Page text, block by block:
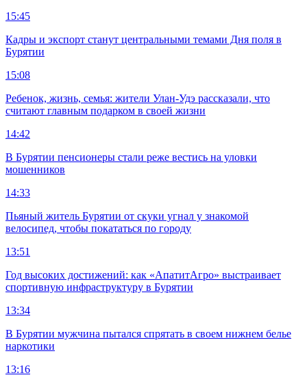
15:45
Кадры и экспорт станут центральными темами Дня поля в
Бурятии
15:08
Ребенок, жизнь, семья: жители Улан-Удэ рассказали, что
считают главным подарком в своей жизни
14:42
В Бурятии пенсионеры стали реже вестись на уловки
мошенников
14:33
Пьяный житель Бурятии от скуки угнал у знакомой
велосипед, чтобы покататься по городу
13:51
Год высоких достижений: как «АпатитАгро» выстраивает
спортивную инфраструктуру в Бурятии
13:34
В Бурятии мужчина пытался спрятать в своем нижнем белье
наркотики
13:16